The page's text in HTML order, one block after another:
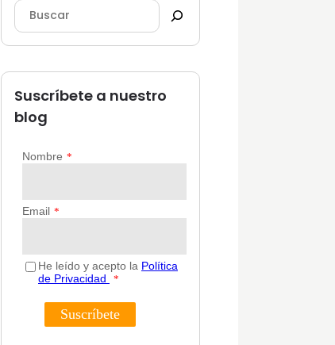
Suscríbete a nuestro
blog